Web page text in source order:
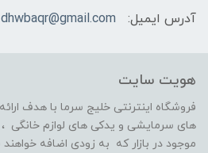
آدرس ایمیل:
dhwbaqr@gmail.com
هویت سایت
فروشگاه اینترنتی خلیج سرما با هدف
های سرمایشی و یدکی های لوازم خانگی
موجود در بازار که به زودی اضافه